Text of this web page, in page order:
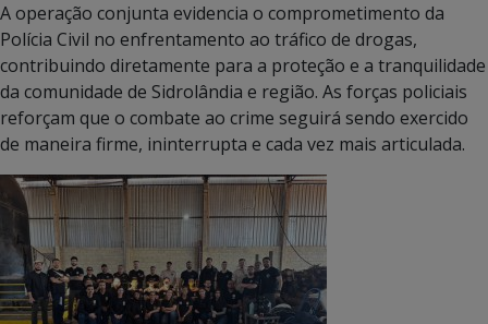
A operação conjunta evidencia o comprometimento da
Polícia Civil no enfrentamento ao tráfico de drogas,
contribuindo diretamente para a proteção e a tranquilidade
da comunidade de Sidrolândia e região. As forças policiais
reforçam que o combate ao crime seguirá sendo exercido
de maneira firme, ininterrupta e cada vez mais articulada.